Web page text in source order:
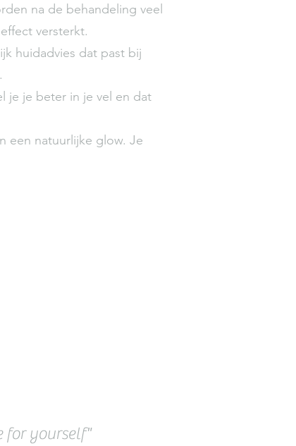
for yourself"
na de behandeling veel
versterkt.
huidadvies dat past bij
je beter in je vel en dat
een natuurlijke glow. Je